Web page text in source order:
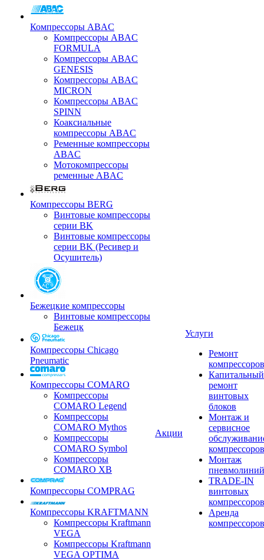
Компрессоры ABAC
Компрессоры ABAC
FORMULA
Компрессоры ABAC
GENESIS
Компрессоры ABAC
MICRON
Компрессоры ABAC
SPINN
Коаксиальные
компрессоры ABAC
Ременные компрессоры
ABAC
Мотокомпрессоры
ременные ABAC
Компрессоры BERG
Винтовые компрессоры
серии BK
Винтовые компрессоры
серии BK (Ресивер и
Осушитель)
Бежецкие компрессоры
Винтовые компрессоры
Бежецк
Компрессоры Chicago
Pneumatic
Компрессоры COMARO
Компрессоры
COMARO Legend
Компрессоры
COMARO Mythos
Компрессоры
COMARO Symbol
Компрессоры
COMARO XB
Компрессоры COMPRAG
Компрессоры KRAFTMANN
Компрессоры Kraftmann
VEGA
Компрессоры Kraftmann
VEGA OPTIMA
Акции
Услуги
Ремонт
компрессоров
Капитальный
ремонт
винтовых
блоков
Монтаж и
сервисное
компрессоров
Монтаж
пневмолиний
TRADE-IN
винтовых
компрессоров
Аренда
компрессоров